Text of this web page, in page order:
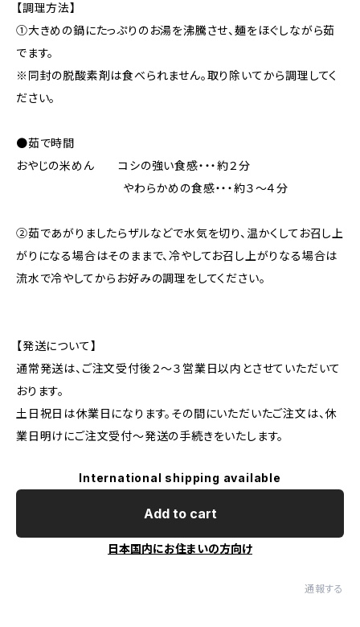
【調理方法】
➀大きめの鍋にたっぷりのお湯を沸騰させ、麺をほぐしながら茹
でます。
※同封の脱酸素剤は食べられません。取り除いてから調理してく
ださい。
●茹で時間
おやじの米めん コシの強い食感・・・約２分
やわらかめの食感・・・約３～４分
➁茹であがりましたらザルなどで水気を切り、温かくしてお召し上
がりになる場合はそのままで、冷やしてお召し上がりなる場合は
流水で冷やしてからお好みの調理をしてください。
【発送について】
通常発送は、ご注文受付後２～３営業日以内とさせていただいて
おります。
土日祝日は休業日になります。その間にいただいたご注文は、休
業日明けにご注文受付～発送の手続きをいたします。
International shipping available
Add to cart
日本国内にお住まいの方向け
通報する